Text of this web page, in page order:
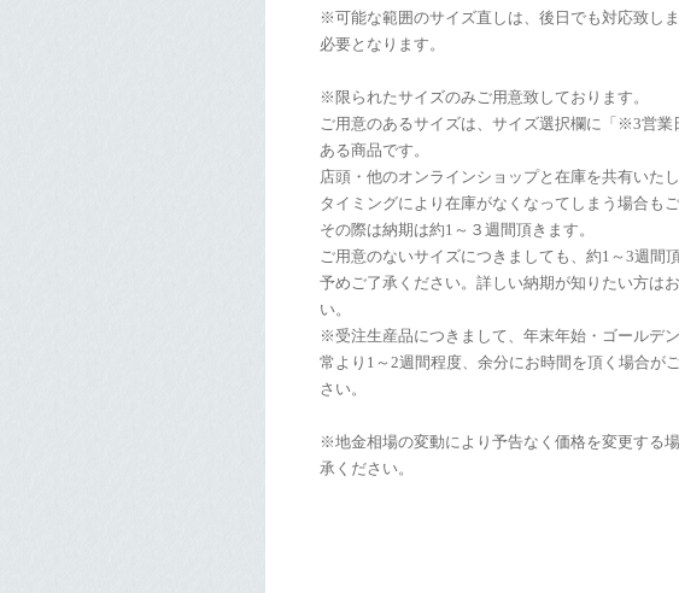
※可能な範囲のサイズ直しは、後日でも対応致し
必要となります。
※限られたサイズのみご用意致しております。
ご用意のあるサイズは、サイズ選択欄に「※3営業
ある商品です。
店頭・他のオンラインショップと在庫を共有いたし
タイミングにより在庫がなくなってしまう場合もご
その際は納期は約1～３週間頂きます。
ご用意のないサイズにつきましても、約1～3週間頂
予めご了承ください。詳しい納期が知りたい方は
い。
※受注生産品につきまして、年末年始・ゴールデ
常より1～2週間程度、余分にお時間を頂く場合が
さい。
※地金相場の変動により予告なく価格を変更する
承ください。